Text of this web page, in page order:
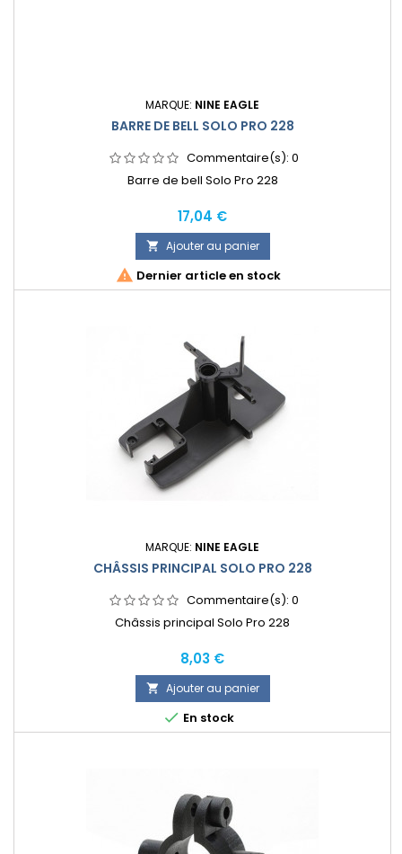
MARQUE: NINE EAGLE
BARRE DE BELL SOLO PRO 228
Commentaire(s): 0
Barre de bell Solo Pro 228
Prix
17,04 €
 Ajouter au panier
 Dernier article en stock
MARQUE: NINE EAGLE
CHÂSSIS PRINCIPAL SOLO PRO 228
Commentaire(s): 0
Châssis principal Solo Pro 228
Prix
8,03 €
 Ajouter au panier
 En stock